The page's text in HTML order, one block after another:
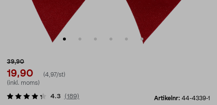
39,90
19,90
(4,97/st)
(inkl. moms)
Artikelnr: 44-4339-1
4.3 (189)